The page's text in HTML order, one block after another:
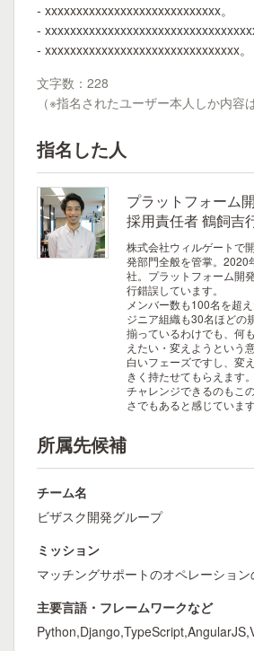
- xxxxxxxxxxxxxxxxxxxxxxxxxxxx。
-
- xxxxxxxxxxxxxxxxxxxxxxxxxxxxxxx。
文字数：228
（※指名されたユーザー本人しか内容
指名した人
プラットフォーム
採用責任者 鶴飼吉
株式会社ウィルゲートで
発部門全般を管掌。2020
社。プラットフォーム開
行錯誤しています。
メンバー数も100名を超
ジニア組織も30名ほどの
揃っているわけでも、何
えたい・変えようという
白いフェーズですし、変
きく持たせてもらえます
チャレンジできるのもこ
さでもあると感じています
所属先候補
チーム名
ビザスク開発グループ
ミッション
マッチングサポートのオペレーショ
主要言語・フレームワークなど